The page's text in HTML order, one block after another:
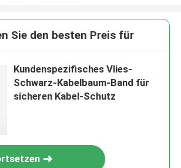
Sie den besten Preis für
Kundenspezifisches Vlies-
Schwarz-Kabelbaum-Band für
sicheren Kabel-Schutz